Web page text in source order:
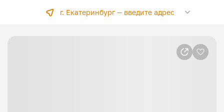
г. Екатеринбург —введите адрес